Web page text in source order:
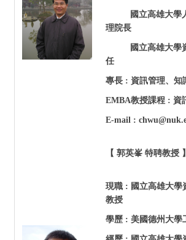
國立高雄大學
理院長
國立高雄大學
任
專長 : 資訊管理、知
EMBA教授課程 : 資
E-mail :
【 郭英峯 特聘教授 】
現職 : 國立高雄大學
教授
學歷 : 美國德州大學